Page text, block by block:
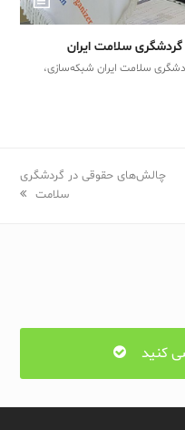
گردشگری سلامت ایران
سلامت ایران شبکه‌سازی،
next
چالش‌های حقوقی در گردشگری
سلامت
کنید